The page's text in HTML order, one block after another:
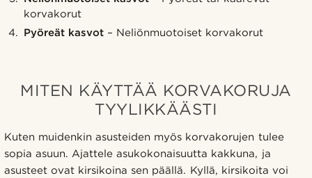
korvakorut
Pyöreät kasvot – Neliönmuotoiset korvakorut
MITEN KÄYTTÄÄ KORVAKORUJA
TYYLIKKÄÄSTI
Kuten muidenkin asusteiden myös korvakorujen tulee
sopia asuun. Ajattele asukokonaisuutta kakkuna, ja
asusteet ovat kirsikoina sen päällä. Kyllä, kirsikoita voi